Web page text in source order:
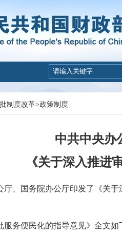
制度改革>政策制度
中共中央办
《关于深入推进
国务院办公厅印发了《关于
务便民化的指导意见》全文如